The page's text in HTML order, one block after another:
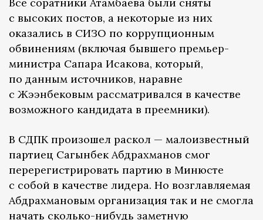
Все соратники Атамбаева были сняты
с высоких постов, а некоторые из них
оказались в СИЗО по коррупционным
обвинениям (включая бывшего премьер-
министра Сапара Исакова, который,
по данным источников, наравне
с Жээнбековым рассматривался в качестве
возможного кандидата в преемники).
В СДПК произошел раскол — малоизвестный
партиец Сагынбек Абдрахманов смог
перерегистрировать партию в Минюсте
с собой в качестве лидера. Но возглавляемая
Абдрахмановым организация так и не смогла
начать сколько-нибудь заметную